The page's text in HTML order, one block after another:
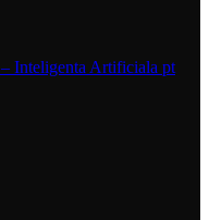
Inteligenta Artificiala pt